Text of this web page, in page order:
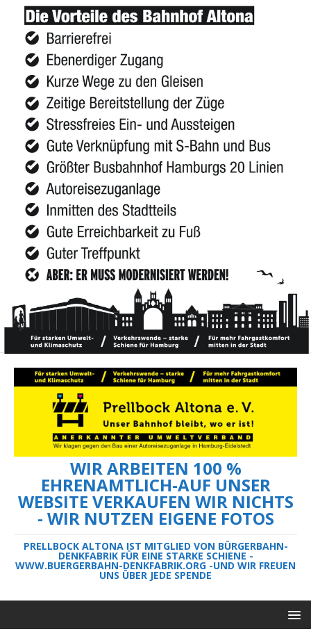
WIR ARBEITEN 100 %
EHRENAMTLICH-AUF UNSER
WEBSITE VERKAUFEN WIR NICHTS
- WIR NUTZEN EIGENE FOTOS
PRELLBOCK ALTONA IST MITGLIED VON BÜRGERBAHN-
DENKFABRIK FÜR EINE STARKE SCHIENE -
WWW.BUERGERBAHN-DENKFABRIK.ORG -UND WIR FREUEN
UNS ÜBER JEDE SPENDE